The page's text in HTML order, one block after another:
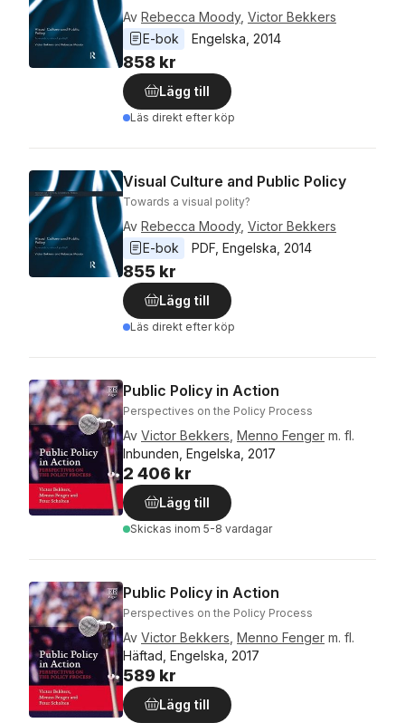
Av Rebecca Moody, Victor Bekkers
E-bok
Engelska 2014
858 kr
Lägg till
Läs direkt efter köp
Visual Culture and Public Policy
Towards a visual polity?
Av Rebecca Moody, Victor Bekkers
E-bok
PDF Engelska 2014
855 kr
Lägg till
Läs direkt efter köp
Public Policy in Action
Perspectives on the Policy Process
Av Victor Bekkers Menno Fenger m. fl.
Inbunden, Engelska, 2017
2 406 kr
Lägg till
Skickas inom 5-8 vardagar
Public Policy in Action
Perspectives on the Policy Process
Av Victor Bekkers Menno Fenger m. fl.
Häftad, Engelska, 2017
589 kr
Lägg till